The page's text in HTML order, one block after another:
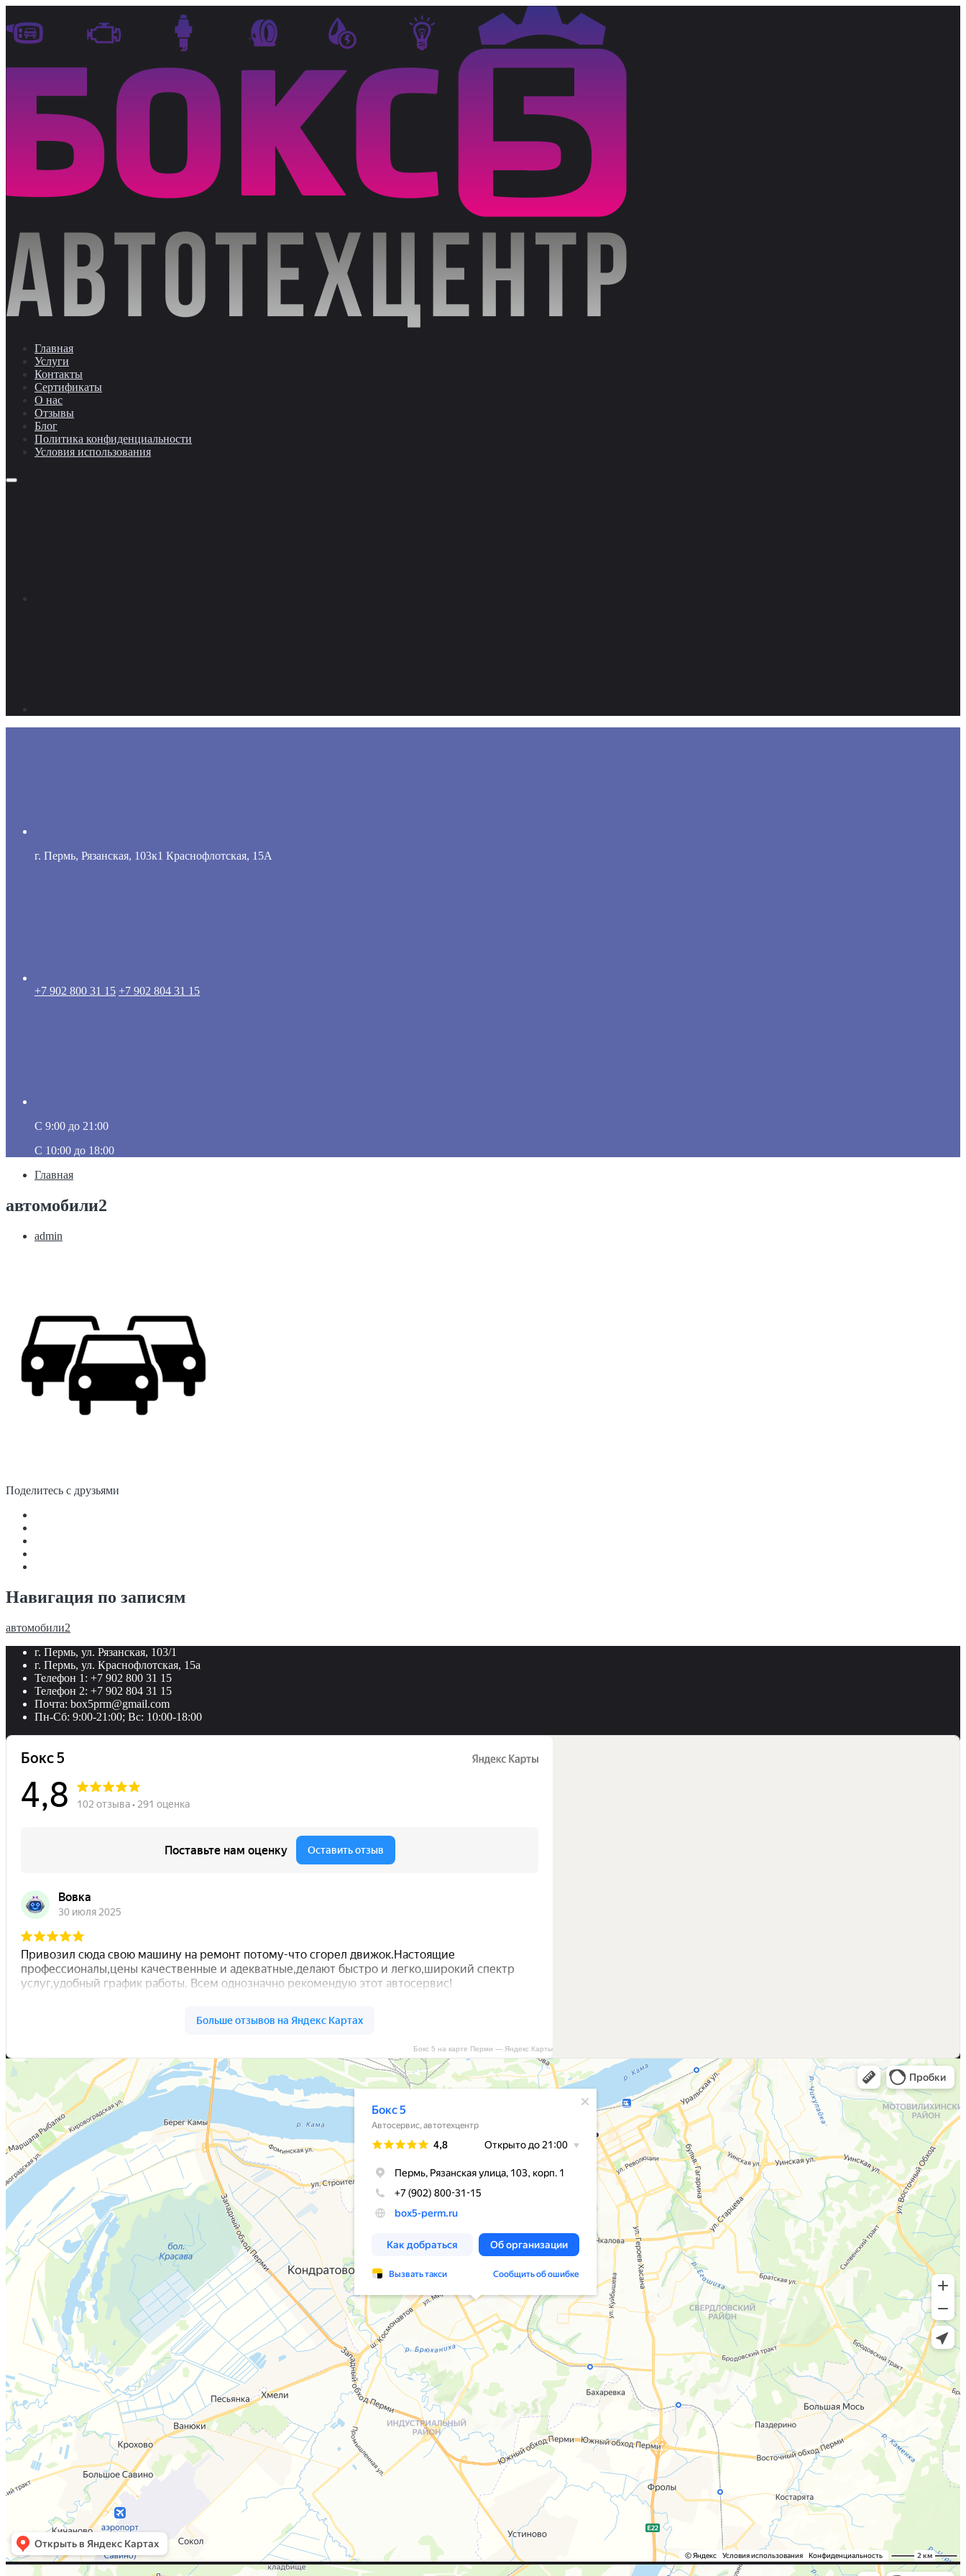
Главная
Услуги
Контакты
Сертификаты
О нас
Отзывы
Блог
Политика конфиденциальности
Условия использования
г. Пермь, Рязанская, 103к1 Краснофлотская, 15А
+7 902 800 31 15 +7 902 804 31 15
C 9:00 до 21:00
C 10:00 до 18:00
Главная
автомобили2
admin
Поделитесь с друзьями
Навигация по записям
автомобили2
г. Пермь, ул. Рязанская, 103/1
г. Пермь, ул. Краснофлотская, 15а
Телефон 1: +7 902 800 31 15
Телефон 2: +7 902 804 31 15
Почта: box5prm@gmail.com
Пн-Сб: 9:00-21:00; Вс: 10:00-18:00
Бокс 5 на карте Перми — Яндекс Карты